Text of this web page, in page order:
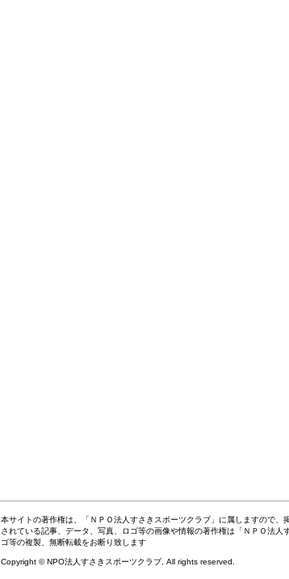
本サイトの著作権は、「ＮＰＯ法人すさきスポーツクラブ」に属しますので
されている記事、データ、写真、ロゴ等の画像や情報の著作権は「ＮＰＯ法
ゴ等の複製、無断転載をお断り致します
Copyright © NPO法人すさきスポーツクラブ, All rights reserved.